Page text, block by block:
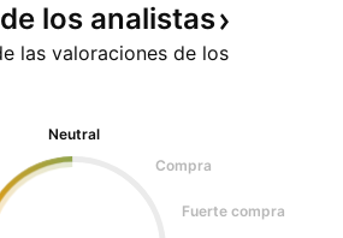
los analistas
las valoraciones de los
Neutral
Compra
Fuerte compra